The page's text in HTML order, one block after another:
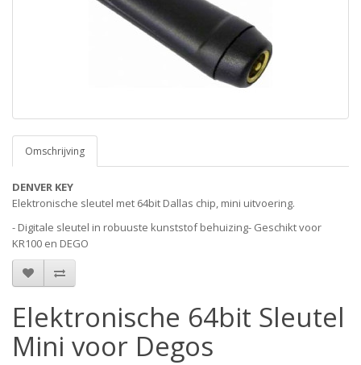
Omschrijving
DENVER KEY
Elektronische sleutel met 64bit Dallas chip, mini uitvoering.
- Digitale sleutel in robuuste kunststof behuizing- Geschikt voor
KR100 en DEGO
Elektronische 64bit Sleutel
Mini voor Degos